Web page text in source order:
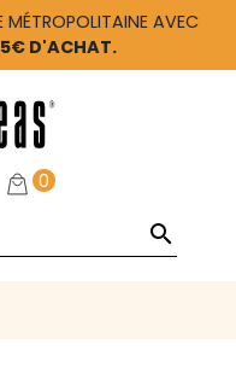
MÉTROPOLITAINE AVEC
D'ACHAT.
0
